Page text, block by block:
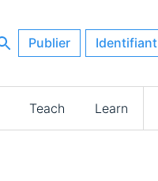
Publier Identifiant
Teach Learn